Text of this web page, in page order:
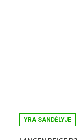
YRA SANDĖLYJE